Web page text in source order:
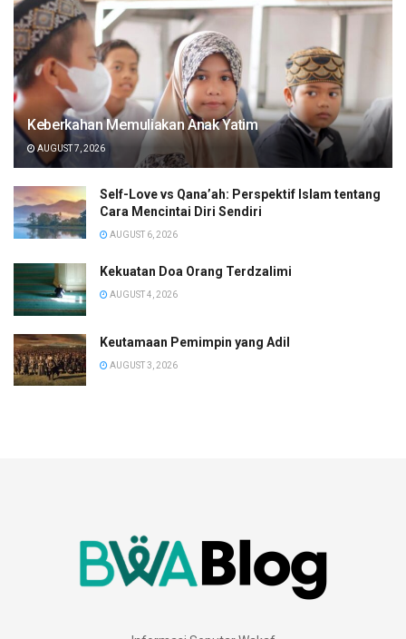
Keberkahan Memuliakan Anak Yatim
AUGUST 7, 2026
Self-Love vs Qana’ah: Perspektif Islam tentang
Cara Mencintai Diri Sendiri
AUGUST 6, 2026
Kekuatan Doa Orang Terdzalimi
AUGUST 4, 2026
Keutamaan Pemimpin yang Adil
AUGUST 3, 2026